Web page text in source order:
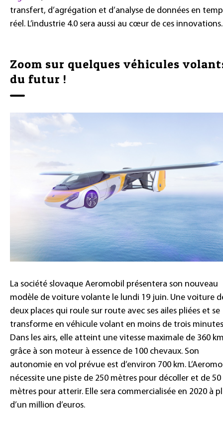
transfert, d’agrégation et d’analyse de données en
réel. L’industrie 4.0 sera aussi au cœur de ces innovations.
Zoom sur quelques véhicules
du futur !
La société slovaque Aeromobil présentera son nouveau
modèle de voiture volante le lundi 19 juin. Une voiture
deux places qui roule sur route avec ses ailes pliées et se
transforme en véhicule volant en moins de trois
Dans les airs, elle atteint une vitesse maximale de 360
grâce à son moteur à essence de 100 chevaux. Son
autonomie en vol prévue est d’environ 700 km.
nécessite une piste de 250 mètres pour décoller et de 50
mètres pour atterir. Elle sera commercialisée en 2020 à
d’un million d’euros.